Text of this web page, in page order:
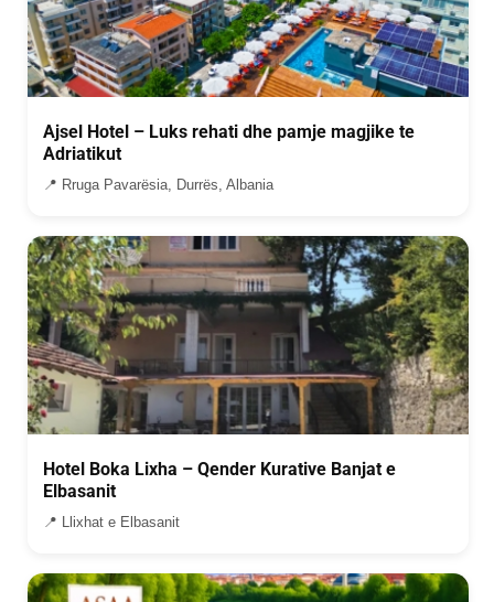
Ajsel Hotel – Luks rehati dhe pamje magjike te
Adriatikut
📍 Rruga Pavarësia, Durrës, Albania
Hotel Boka Lixha – Qender Kurative Banjat e
Elbasanit
📍 Llixhat e Elbasanit